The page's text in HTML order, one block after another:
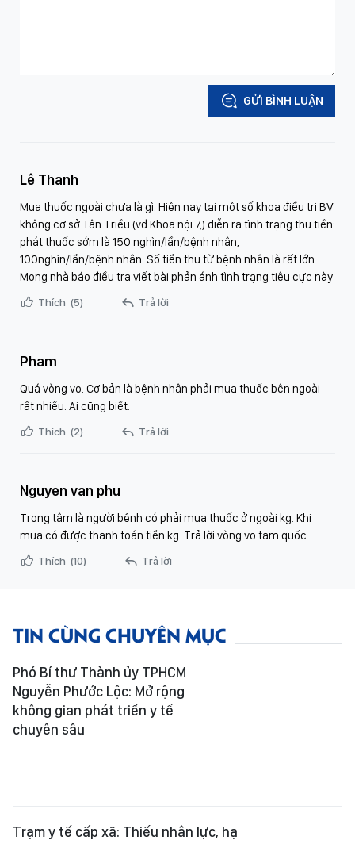
GỬI BÌNH LUẬN
Lê Thanh
Mua thuốc ngoài chưa là gì. Hiện nay tại một số khoa điều trị BV
không cơ sở Tân Triều (vđ Khoa nội 7,) diễn ra tình trạng thu tiền:
phát thuốc sớm là 150 nghìn/lần/bệnh nhân,
100nghìn/lần/bệnh nhân. Số tiền thu từ bệnh nhân là rất lớn.
Mong nhà báo điều tra viết bài phản ánh tình trạng tiêu cực này
Thích (5) Trả lời
Pham
Quá vòng vo. Cơ bản là bệnh nhân phải mua thuốc bên ngoài
rất nhiều. Ai cũng biết.
Thích (2) Trả lời
Nguyen van phu
Trọng tâm là người bệnh có phải mua thuốc ở ngoài kg. Khi
mua có được thanh toán tiền kg. Trả lời vòng vo tam quốc.
Thích (10) Trả lời
TIN CÙNG CHUYÊN MỤC
Phó Bí thư Thành ủy TPHCM
Nguyễn Phước Lộc: Mở rộng
không gian phát triển y tế
chuyên sâu
Trạm y tế cấp xã: Thiếu nhân lực, hạ